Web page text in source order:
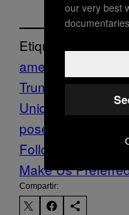
Etiquetado:
americas
Trump
Estados
Unidos
posesión
Follow Us On
Make Us
Compartir:
our very best